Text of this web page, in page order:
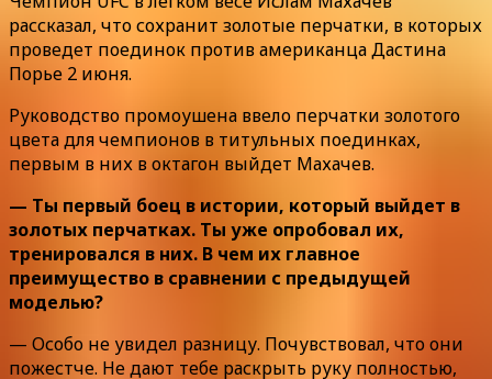
рассказал, что сохранит золотые перчатки, в которых
проведет поединок против американца Дастина
Порье 2 июня.
Руководство промоушена ввело перчатки золотого
цвета для чемпионов в титульных поединках,
первым в них в октагон выйдет Махачев.
— Ты первый боец в истории, который выйдет в
золотых перчатках. Ты уже опробовал их,
тренировался в них. В чем их главное
преимущество в сравнении с предыдущей
моделью?
— Особо не увидел разницу. Почувствовал, что они
пожестче. Не дают тебе раскрыть руку полностью,